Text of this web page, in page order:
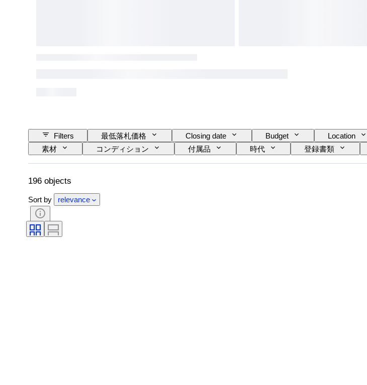
Filters 最低落札価格 Closing date Budget Location
素材
コンディション 付属品 時代 登録書類
オリジナル/レプリカ
196 objects
Sort by relevance